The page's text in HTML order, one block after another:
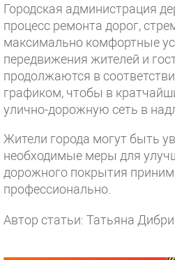
Городская администрация
процесс ремонта дорог,
максимально комфортные
передвижения жителей и
продолжаются в
графиком, чтобы в
улично-дорожную сеть в
Жители города могут быть
необходимые меры для
дорожного покрытия
профессионально.
Автор статьи: Татьяна